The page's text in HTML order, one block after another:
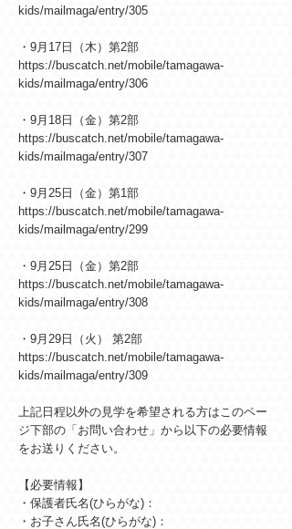
kids/mailmaga/entry/305
・9月17日（木）第2部
https://buscatch.net/mobile/tamagawa-
kids/mailmaga/entry/306
・9月18日（金）第2部
https://buscatch.net/mobile/tamagawa-
kids/mailmaga/entry/307
・9月25日（金）第1部
https://buscatch.net/mobile/tamagawa-
kids/mailmaga/entry/299
・9月25日（金）第2部
https://buscatch.net/mobile/tamagawa-
kids/mailmaga/entry/308
・9月29日（火） 第2部
https://buscatch.net/mobile/tamagawa-
kids/mailmaga/entry/309
上記日程以外の見学を希望される方はこのペー
ジ下部の「お問い合わせ」から以下の必要情報
をお送りください。
【必要情報】
・保護者氏名(ひらがな)：
・お子さん氏名(ひらがな)：